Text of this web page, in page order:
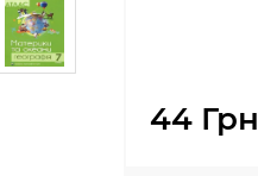
44 Грн